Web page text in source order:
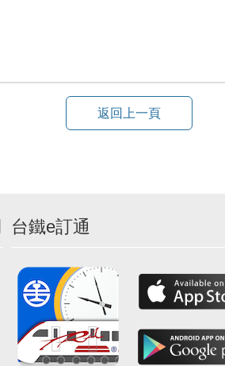
返回上一頁
台鐵e訂通